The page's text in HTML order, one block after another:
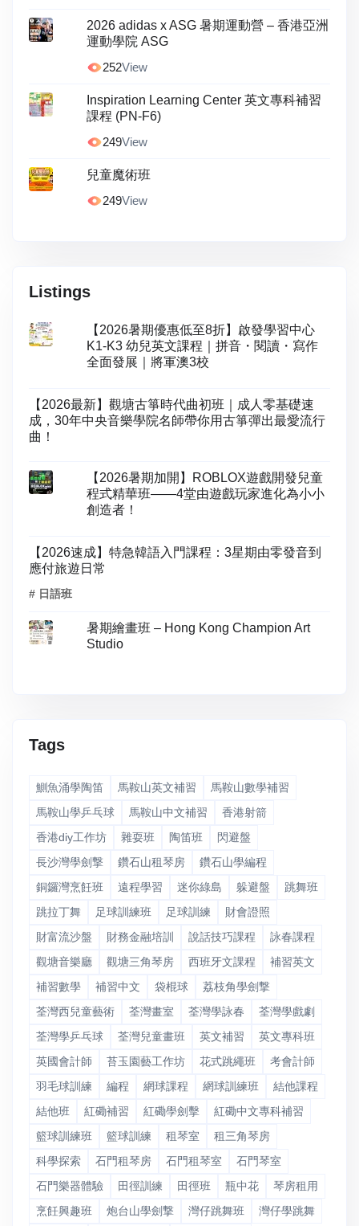
2026 adidas x ASG 暑期運動營 – 香港亞洲
運動學院 ASG
252View
Inspiration Learning Center 英文專科補習
課程 (PN-F6)
249View
兒童魔術班
249View
Listings
【2026暑期優惠低至8折】啟發學習中心
K1-K3 幼兒英文課程｜拼音・閱讀・寫作
全面發展｜將軍澳3校
【2026最新】觀塘古箏時代曲初班｜成人零基礎速
成，30年中央音樂學院名師帶你用古箏彈出最愛流行
曲！
【2026暑期加開】ROBLOX遊戲開發兒童
程式精華班——4堂由遊戲玩家進化為小小
創造者！
【2026速成】特急韓語入門課程：3星期由零發音到
應付旅遊日常
# 日語班
暑期繪畫班 – Hong Kong Champion Art
Studio
Tags
鰂魚涌學陶笛 馬鞍山英文補習
馬鞍山數學補習
馬鞍山學乒乓球
馬鞍山中文補習
香港射箭
香港diy工作坊
雜耍班 陶笛班
閃避盤
長沙灣學劍撃
鑽石山租琴房
鑽石山學編程
銅鑼灣烹飪班
遠程學習 迷你綠島 躲避盤
跳舞班
跳拉丁舞
足球訓練班 足球訓練
財會證照
財富流沙盤
財務金融培訓 說話技巧課程
詠春課程
觀塘音樂廳
觀塘三角琴房 西班牙文課程
補習英文
補習數學
補習中文 袋棍球
荔枝角學劍撃
荃灣西兒童藝術
荃灣畫室 荃灣學詠春
荃灣學戲劇
荃灣學乒乓球
荃灣兒童畫班 英文補習
英文專科班
英國會計師
苔玉園藝工作坊 花式跳繩班
考會計師
羽毛球訓練
編程 網球課程 網球訓練班
結他課程
結他班
紅磡補習 紅磡學劍擊
紅磡中文專科補習
籃球訓練班
籃球訓練 租琴室
租三角琴房
科學探索
石門租琴房 石門租琴室
石門琴室
石門樂器體驗
田徑訓練 田徑班 瓶中花
琴房租用
烹飪興趣班
炮台山學劍撃 灣仔跳舞班 灣仔學跳舞